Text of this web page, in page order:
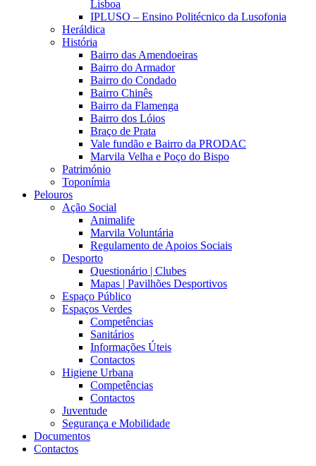
Lisboa
IPLUSO – Ensino Politécnico da Lusofonia
Heráldica
História
Bairro das Amendoeiras
Bairro do Armador
Bairro do Condado
Bairro Chinês
Bairro da Flamenga
Bairro dos Lóios
Braço de Prata
Vale fundão e Bairro da PRODAC
Marvila Velha e Poço do Bispo
Património
Toponímia
Pelouros
Ação Social
Animalife
Marvila Voluntária
Regulamento de Apoios Sociais
Desporto
Questionário | Clubes
Mapas | Pavilhões Desportivos
Espaço Público
Espaços Verdes
Competências
Sanitários
Informações Úteis
Contactos
Higiene Urbana
Competências
Contactos
Juventude
Segurança e Mobilidade
Documentos
Contactos